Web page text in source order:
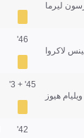
ليرما
لاكروا
46'
ويليام هيوز
45' + 3'
42'